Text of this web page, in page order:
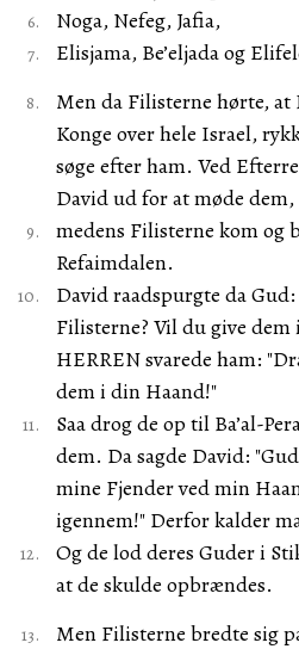
Noga, Nefeg, Jafia,
Elisjama, Be’eljada og
Men da Filisterne hørte, at
Konge over hele Israel,
søge efter ham. Ved
David ud for at møde dem,
medens Filisterne kom og
Refaimdalen.
David raadspurgte da
Filisterne? Vil du give dem
HERREN svarede ham:
dem i din Haand!"
Saa drog de op til Ba’al-
dem. Da sagde David:
mine Fjender ved min
igennem!" Derfor kalder
Og de lod deres Guder i
at de skulde opbrændes.
Men Filisterne bredte sig